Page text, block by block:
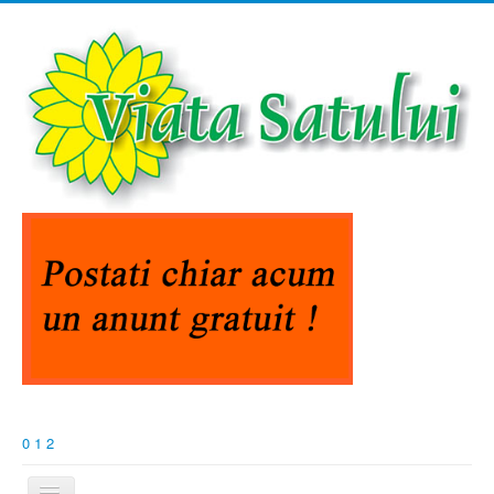
0 1 2